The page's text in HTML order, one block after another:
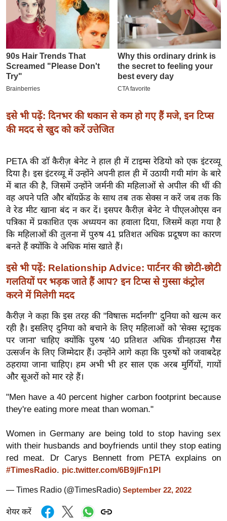
I
L
2
0
2
क्रा
इ
ई
-
पे
प
र
मि
सा
बे
मि
ल
श
ख्सि
य
त
यं
डि
या
सा
हि
त्य
ग
इसे भी पढ़ें: दिनभर की थकान से कम हो गए हैं मजे, इन टिप्स
की मदद से खुद को करें उत्तेजित
PETA की डॉ कैरीज़ बेनेट ने हाल ही में टाइम्स रेडियो को एक इंटरव्यू
दिया है। इस इंटरव्यू में उन्होंने अपनी हाल ही में उठायी गयी मांग के बारे
में बात की है, जिसमें उन्होंने जर्मनी की महिलाओं से अपील की थीं की
वह अपने पति और बॉयफ्रेंड के साथ तब तक सेक्स न करें जब तक कि
वे रेड मीट खाना बंद न कर दें। इसपर कैरीज़ बेनेट ने पीएलओएस वन
पत्रिका में प्रकाशित एक अध्ययन का हवाला दिया, जिसमें कहा गया है
कि महिलाओं की तुलना में पुरुष 41 प्रतिशत अधिक प्रदूषण का कारण
बनते हैं क्योंकि वे अधिक मांस खाते हैं।
इसे भी पढ़ें: Relationship Advice: पार्टनर की छोटी-छोटी
गलतियों पर भड़क जाते हैं आप? इन टिप्स से गुस्सा कंट्रोल
करने में मिलेगी मदद
कैरीज़ ने कहा कि इस तरह की "विषाक्त मर्दानगी" दुनिया को खत्म कर
रही है। इसलिए दुनिया को बचाने के लिए महिलाओं को 'सेक्स स्ट्राइक
पर जाना' चाहिए क्योंकि पुरुष '40 प्रतिशत अधिक ग्रीनहाउस गैस
उत्सर्जन के लिए जिम्मेदार हैं। उन्होंने आगे कहा कि पुरुषों को जवाबदेह
ठहराया जाना चाहिए। हम अभी भी हर साल एक अरब मुर्गियों, गायों
और सूअरों को मार रहे हैं।
"Men have a 40 percent higher carbon footprint because
they're eating more meat than woman."
Women in Germany are being told to stop having sex
with their husbands and boyfriends until they stop eating
red meat. Dr Carys Bennett from PETA explains on
#TimesRadio. pic.twitter.com/6B9jlFn1Pl
— Times Radio (@TimesRadio) September 22, 2022
शेयर करें